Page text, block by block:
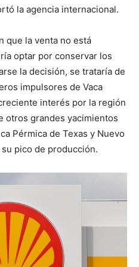
la agencia internacional.
que la venta no está
optar por conservar los
la decisión, se trataría de
impulsores de Vaca
interés por la región
otros grandes yacimientos
Pérmica de Texas y Nuevo
pico de producción.